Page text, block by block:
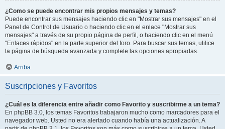
¿Como se puede encontrar mis propios mensajes y temas?
Puede encontrar sus mensajes haciendo clic en "Mostrar sus mensajes" en el
Panel de Control de Usuario o haciendo clic en el enlace "Mostrar sus
mensajes" a través de su propio página de perfil, o haciendo clic en el menú
"Enlaces rápidos" en la parte superior del foro. Para buscar sus temas, utilice
la página de búsqueda avanzada y complete las opciones apropiadas.
Arriba
Suscripciones y Favoritos
¿Cuál es la diferencia entre añadir como Favorito y suscribirme a un tema?
En phpBB 3.0, los temas Favoritos trabajaron mucho como marcadores para el
navegador web. Usted no era alertado cuando había una actualización. A